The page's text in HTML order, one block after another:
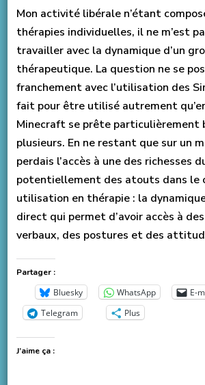
Mon activité libérale n’étant
thérapies individuelles, il ne m’est
travailler avec la dynamique d’un
thérapeutique. La question ne se
franchement avec l’utilisation des
fait pour être utilisé autrement
Minecraft se prête particulièrement
plusieurs. En ne restant que sur un
perdais l’accès à une des richesses
potentiellement des atouts dans le
utilisation en thérapie : la
direct qui permet d’avoir accès à
verbaux, des postures et des
Partager :
Bluesky WhatsApp
E-
Telegram
Plus
J’aime ça :